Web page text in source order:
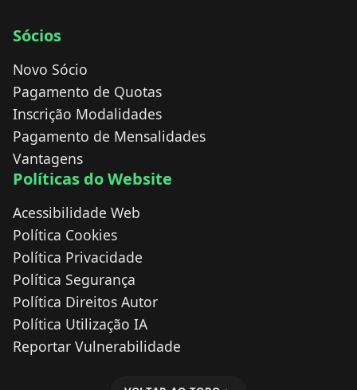
Sócios
Novo Sócio
Pagamento de Quotas
Inscrição Modalidades
Pagamento de Mensalidades
Vantagens
Políticas do Website
Acessibilidade Web
Política Cookies
Política Privacidade
Política Segurança
Política Direitos Autor
Política Utilização IA
Reportar Vulnerabilidade